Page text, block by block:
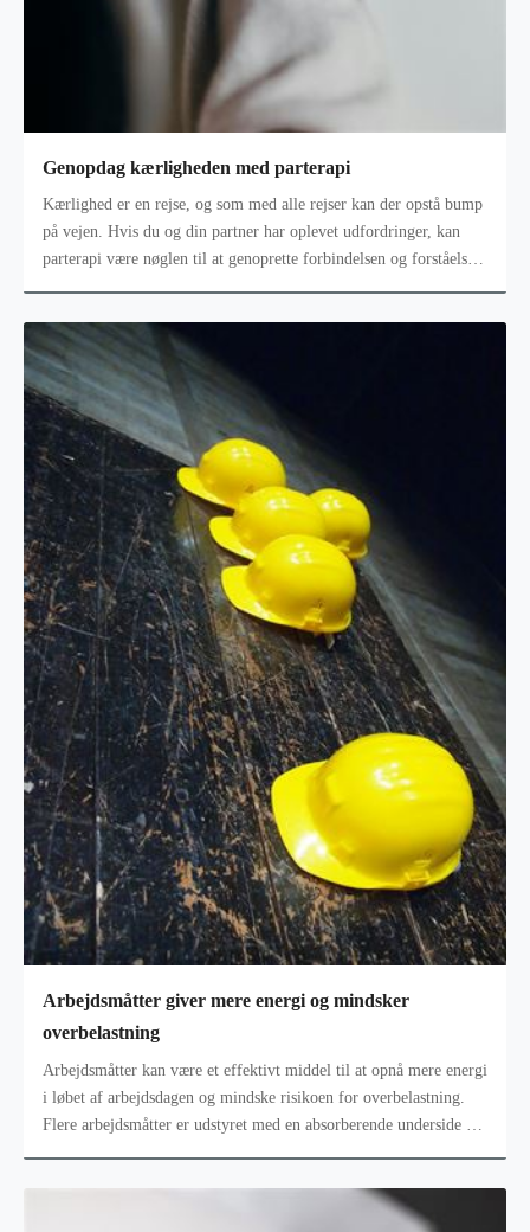
Genopdag kærligheden med parterapi
Kærlighed er en rejse, og som med alle rejser kan der opstå bump
på vejen. Hvis du og din partner har oplevet udfordringer, kan
parterapi være nøglen til at genoprette forbindelsen og forståelsen
Arbejdsmåtter giver mere energi og mindsker
overbelastning
Arbejdsmåtter kan være et effektivt middel til at opnå mere energi
i løbet af arbejdsdagen og mindske risikoen for overbelastning.
Flere arbejdsmåtter er udstyret med en absorberende underside af